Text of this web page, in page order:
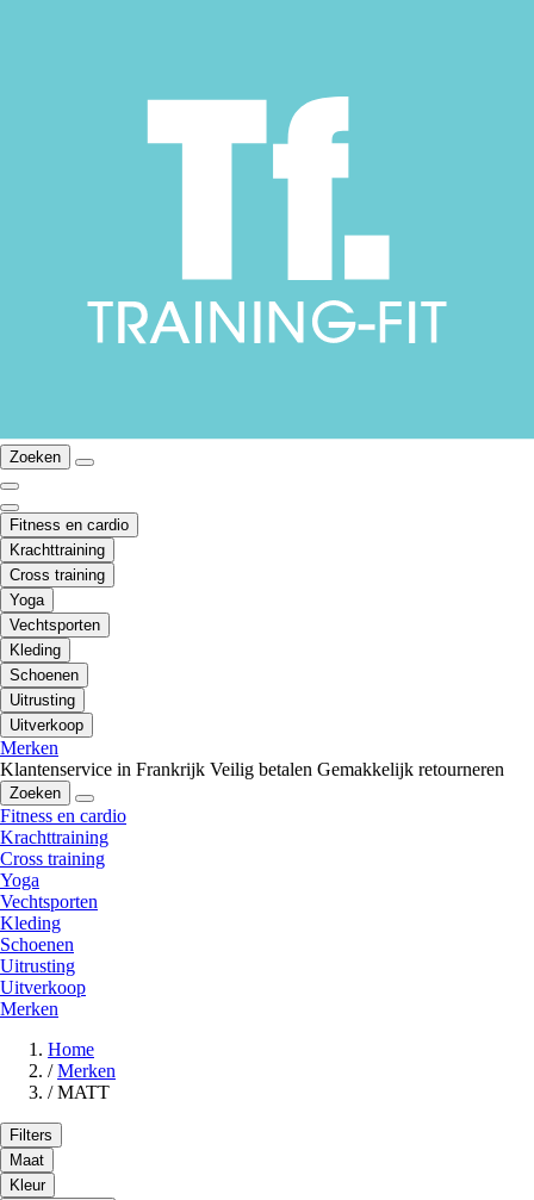
Zoeken
Fitness en cardio
Krachttraining
Cross training
Yoga
Vechtsporten
Kleding
Schoenen
Uitrusting
Uitverkoop
Merken
Klantenservice in Frankrijk Veilig betalen Gemakkelijk retourneren
Zoeken
Fitness en cardio
Krachttraining
Cross training
Yoga
Vechtsporten
Kleding
Schoenen
Uitrusting
Uitverkoop
Merken
Home
/ Merken
/ MATT
Filters
Maat
Kleur